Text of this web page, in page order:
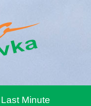
Last Minute